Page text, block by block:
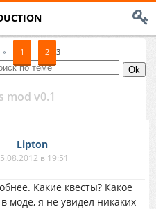
« 1 2 3
mod v0.1
Lipton
в 19:51
Какие квесты? Какое
моде, я не увидел никаких